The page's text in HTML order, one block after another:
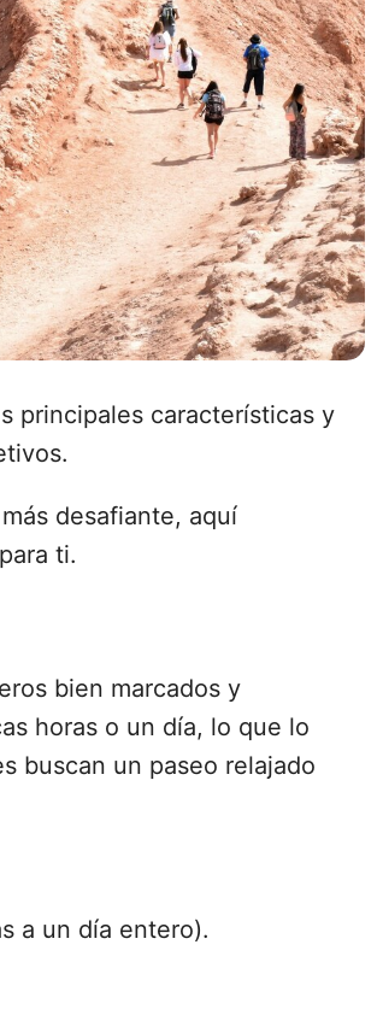
principales características y
desafiante, aquí
ti.
bien marcados y
horas o un día, lo que lo
buscan un paseo relajado
a un día entero).